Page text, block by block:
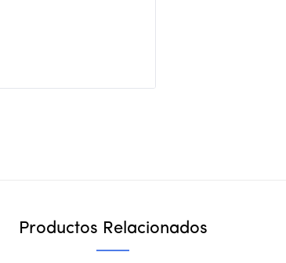
Productos Relacionados